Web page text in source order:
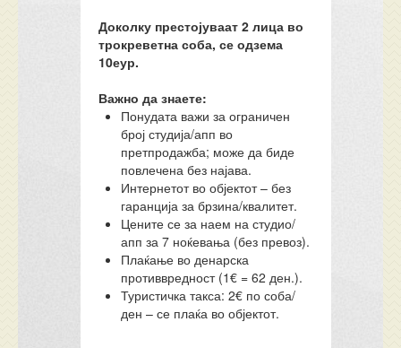
Доколку престојуваат 2 лица во
трокреветна соба, се одзема
10еур.
Важно да знаете:
Понудата важи за ограничен
број студија/апп во
претпродажба; може да биде
повлечена без најава.
Интернетот во објектот – без
гаранција за брзина/квалитет.
Цените се за наем на студио/
апп за 7 ноќевања (без превоз).
Плаќање во денарска
противвредност (1€ = 62 ден.).
Туристичка такса: 2€ по соба/
ден – се плаќа во објектот.